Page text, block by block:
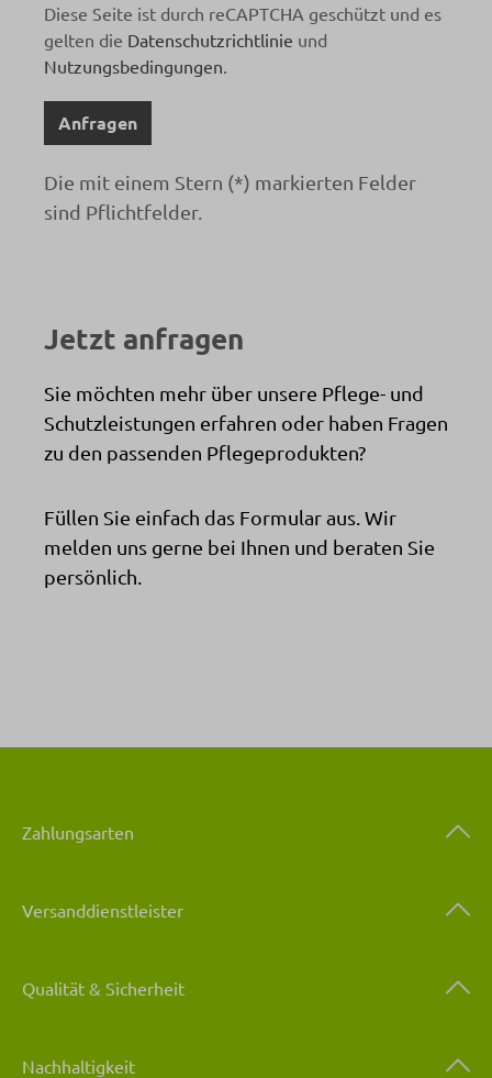
Diese Seite ist durch reCAPTCHA geschützt und es
gelten die Datenschutzrichtlinie und
Nutzungsbedingungen
Anfragen
Die mit einem Stern (*) markierten Felder
sind Pflichtfelder.
Jetzt anfragen
Sie möchten mehr über unsere Pflege- und
Schutzleistungen erfahren oder haben Fragen
zu den passenden Pflegeprodukten?
Füllen Sie einfach das Formular aus. Wir
melden uns gerne bei Ihnen und beraten Sie
persönlich.
Zahlungsarten
Versanddienstleister
Qualität & Sicherheit
Nachhaltigkeit